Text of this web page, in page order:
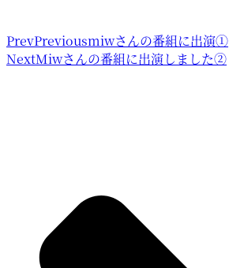
PrevPreviousmiwさんの番組に出演①
NextMiwさんの番組に出演しました②